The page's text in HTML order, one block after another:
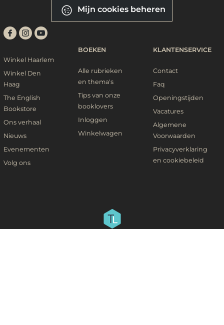
Mijn cookies beheren
Winkel Haarlem
Winkel Den
Haag
The English
Bookstore
Ons verhaal
Nieuws
Evenementen
Volg ons
BOEKEN
Alle rubrieken
en thema's
Tips van onze
booklovers
Inloggen
Winkelwagen
KLANTENSERVICE
Contact
Faq
Openingstijden
Vacatures
Algemene
Voorwaarden
Privacyverklaring
en cookiebeleid